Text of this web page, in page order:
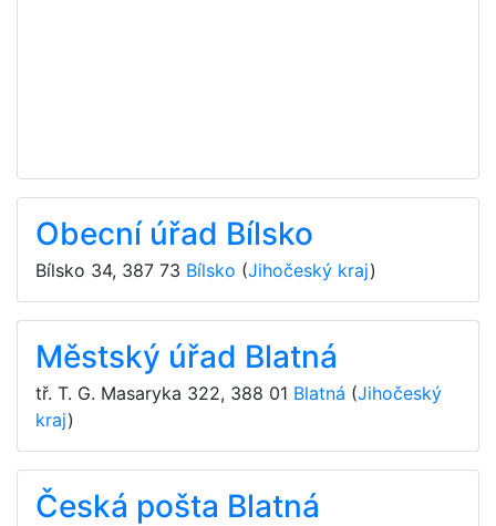
Obecní úřad Bílsko
Bílsko 34, 387 73 Bílsko (Jihočeský kraj)
Městský úřad Blatná
tř. T. G. Masaryka 322, 388 01 Blatná (Jihočeský
kraj)
Česká pošta Blatná